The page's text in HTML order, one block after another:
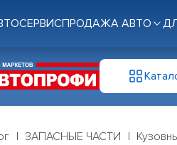
ПРОДАЖА АВТО
ЗАПАСНЫЕ ЧАСТИ